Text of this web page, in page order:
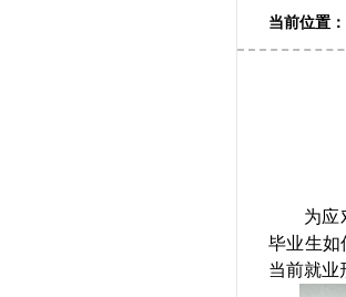
当前位置：
为应
毕业生如
当前就业